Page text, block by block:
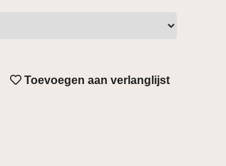
Toevoegen aan verlanglijst